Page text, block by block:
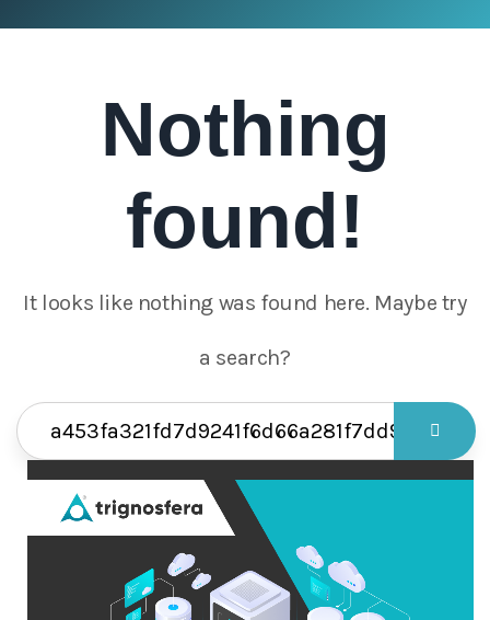
Nothing
found!
It looks like nothing was found here. Maybe try
a search?